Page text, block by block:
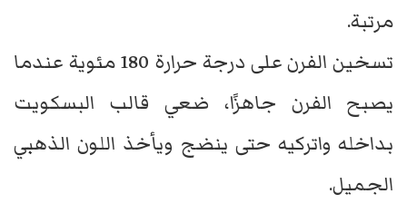
مرتبة.
تسخين الفرن على درجة حرارة 180 مئوية عندما
يصبح الفرن جاهزًا، ضعي قالب البسكويت
بداخله واتركيه حتى ينضج ويأخذ اللون الذهبي
الجميل.